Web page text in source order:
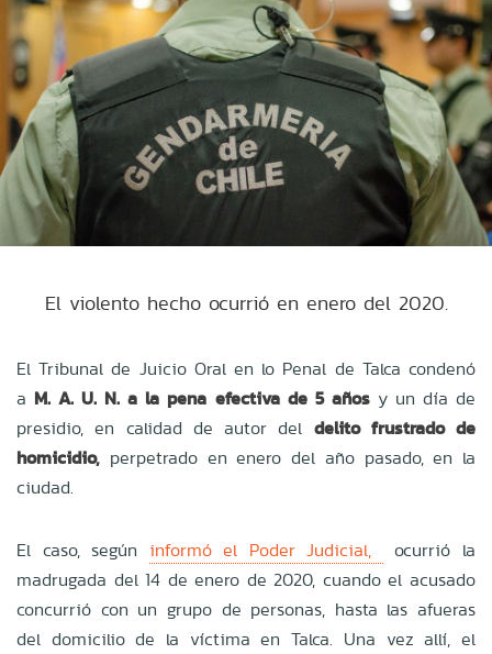
El violento hecho ocurrió en enero del 2020.
El Tribunal de Juicio Oral en lo Penal de Talca condenó
a M. A. U. N. a la pena efectiva de 5 añosy un día de
presidio, en calidad de autor del delito frustrado de
homicidio, perpetrado en enero del año pasado, en la
ciudad.
El caso, según informó el Poder Judicial,
ocurrió la
madrugada del 14 de enero de 2020, cuando el acusado
concurrió con un grupo de personas, hasta las afueras
del domicilio de la víctima en Talca. Una vez allí, el